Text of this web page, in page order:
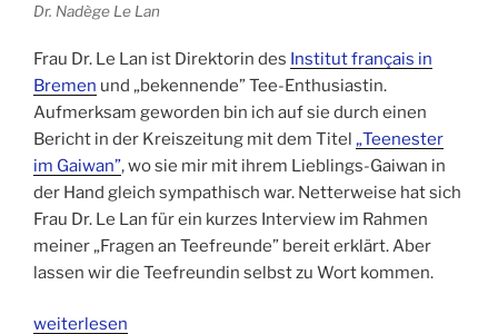
Dr. Nadège Le Lan
Frau Dr. Le Lan ist Direktorin des Institut français in
Bremen und „bekennende” Tee-Enthusiastin.
Aufmerksam geworden bin ich auf sie durch einen
Bericht in der Kreiszeitung mit dem Titel „Teenester
im Gaiwan”, wo sie mir mit ihrem Lieblings-Gaiwan in
der Hand gleich sympathisch war. Netterweise hat sich
Frau Dr. Le Lan für ein kurzes Interview im Rahmen
meiner „Fragen an Teefreunde” bereit erklärt. Aber
lassen wir die Teefreundin selbst zu Wort kommen.
„Fragen
weiterlesen